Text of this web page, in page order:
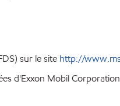
sur le site http://
d'Exxon Mobil